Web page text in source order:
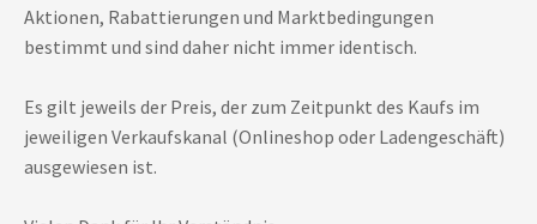
Aktionen, Rabattierungen und Marktbedingungen
bestimmt und sind daher nicht immer identisch.
Es gilt jeweils der Preis, der zum Zeitpunkt des Kaufs im
jeweiligen Verkaufskanal (Onlineshop oder Ladengeschäft)
ausgewiesen ist.